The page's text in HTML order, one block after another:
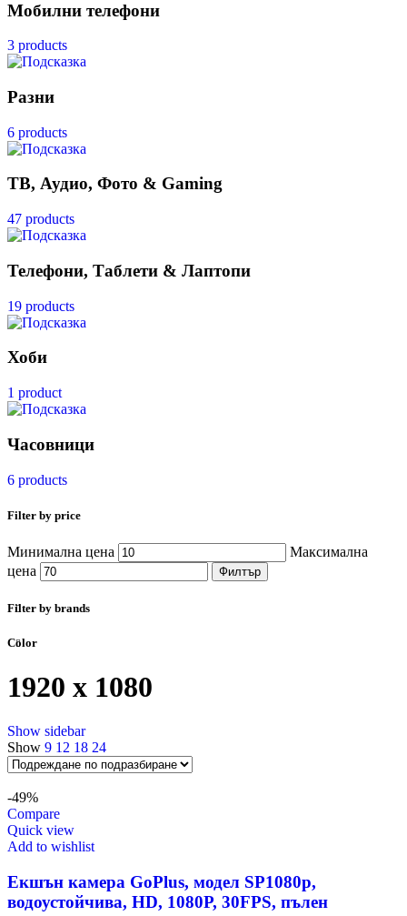
Мобилни телефони
3 products
Разни
6 products
ТВ, Аудио, Фото & Gaming
47 products
Телефони, Таблети & Лаптопи
19 products
Хоби
1 product
Часовници
6 products
Filter by price
Минимална цена
Максимална
цена
Филтър
Filter by brands
Color
1920 x 1080
Show sidebar
Show 9 12 18 24
-49%
Compare
Quick view
Add to wishlist
Екшън камера GoPlus, модел SP1080p,
водоустойчива, HD, 1080P, 30FPS, пълен